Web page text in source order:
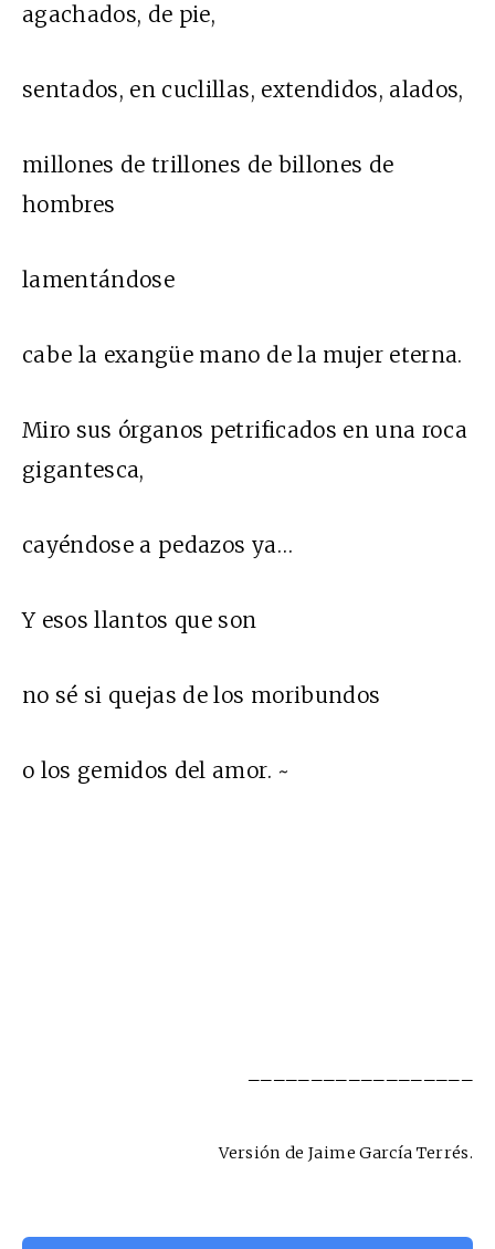
agachados, de pie,
sentados, en cuclillas, extendidos, alados,
millones de trillones de billones de
hombres
lamentándose
cabe la exangüe mano de la mujer eterna.
Miro sus órganos petrificados en una roca
gigantesca,
cayéndose a pedazos ya…
Y esos llantos que son
no sé si quejas de los moribundos
o los gemidos del amor. ~
Versión de Jaime García Terrés.